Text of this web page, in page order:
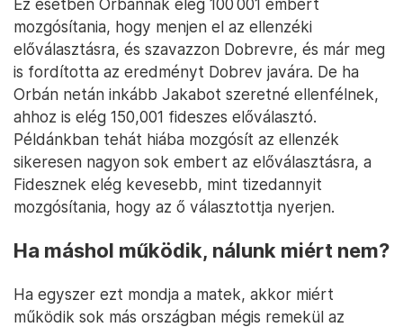
Ez esetben Orbánnak elég 100 001 embert
mozgósítania, hogy menjen el az ellenzéki
előválasztásra, és szavazzon Dobrevre, és már meg
is fordította az eredményt Dobrev javára. De ha
Orbán netán inkább Jakabot szeretné ellenfélnek,
ahhoz is elég 150,001 fideszes előválasztó.
Példánkban tehát hiába mozgósít az ellenzék
sikeresen nagyon sok embert az előválasztásra, a
Fidesznek elég kevesebb, mint tizedannyit
mozgósítania, hogy az ő választottja nyerjen.
Ha máshol működik, nálunk miért nem?
Ha egyszer ezt mondja a matek, akkor miért
működik sok más országban mégis remekül az